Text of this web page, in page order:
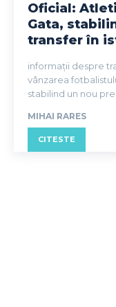
Oficial:
Gata,
transfer în
informații despre
vânzarea
stabilind un nou
MIHAI RARES
CITESTE